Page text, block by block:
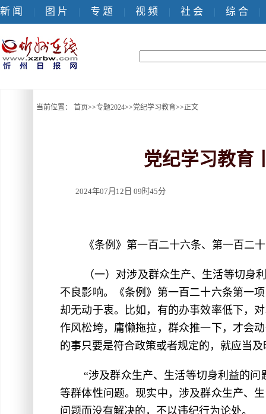
新 闻 | 图 片 | 专 题 | 视 频 | 社 会 | 综 合 |
当前位置： 首页>>专题2024>>党纪学习教育>>正文
党纪学习教育
2024年07月12日 09时45分
《条例》第一百二十六条、第一百二
（一）对涉及群众生产、生活等切身
不良影响。《条例》第一百二十六条第一
却无动于衷。比如，有的办事效率低下，
作风松垮，庸懒拖拉，群众推一下，才会
的事只要是符合政策或者规定的，就应当
“涉及群众生产、生活等切身利益的
等群体性问题。现实中，涉及群众生产、
问题而没有解决的，不以违纪行为论处。